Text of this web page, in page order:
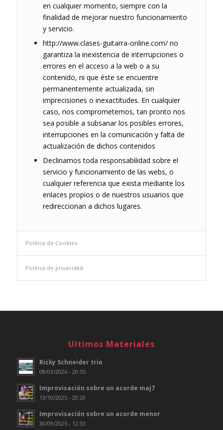
en cualquier momento, siempre con la
finalidad de mejorar nuestro funcionamiento
y servicio.
http://www.clases-guitarra-online.com/ no
garantiza la inexistencia de interrupciones o
errores en el acceso a la web o a su
contenido, ni que éste se encuentre
permanentemente actualizada, sin
imprecisiones o inexactitudes. En cualquier
caso, nos comprometemos, tan pronto nos
sea posible a subsanar los posibles errores,
interrupciones en la comunicación y falta de
actualización de dichos contenidos
Declinamos toda responsabilidad sobre el
servicio y funcionamiento de las webs, o
cualquier referencia que exista mediante los
enlaces propios o de nuestros usuarios que
redireccionan a dichos lugares.
Política de Cookies
Política de privacidad
Ultimos Materiales
Ricky Schneider trio
08/03/2026 - 20:55
Improvisación sobre un acorde maj7
13/10/2025 - 20:20
Improvisación sobre un acorde menor
30/09/2025 - 12:33